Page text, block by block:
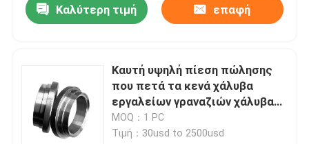
Καλύτερη τιμή επαφή
Καυτή υψηλή πίεση πώλησης
που πετά τα κενά χάλυβα
εργαλείων γραναζιών χάλυβα
20crmnmo 16mncr5
MOQ：1 PC
Τιμή：30usd to 2500usd